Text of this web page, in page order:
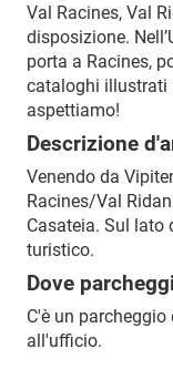
Val Racines, Val
disposizione.
porta a Racines,
cataloghi illustrati
aspettiamo!
Descrizione
Venendo da
Racines/Val
Casateia. Sul lato
turistico.
Dove
C'è un
all'ufficio.